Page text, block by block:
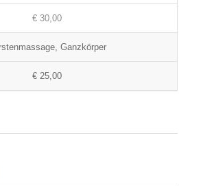
€ 30,00
Ganzkörper
€ 25,00